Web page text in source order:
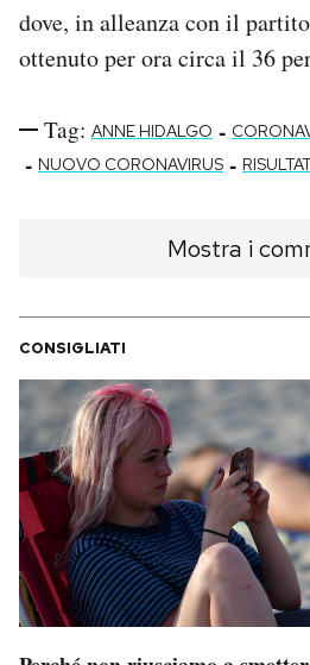
dove, in alleanza con il
ottenuto per ora circa il 36
Tag: ANNE HIDALGO -
- NUOVO CORONAVIRUS -
Mostra i
CONSIGLIATI